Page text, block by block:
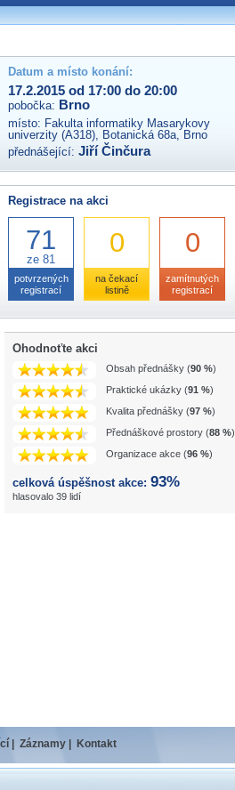
této akce,
Datum a místo konání:
17.2.2015 od 17:00 do 20:00
pobočka: Brno
místo: Fakulta informatiky Masarykovy
univerzity (A318), Botanická 68a, Brno
přednášející: Jiří Činčura
Registrace na akci
71
ze 81
potvrzených
registrací
0
na čekací
listině
0
zamítnutých
registrací
Ohodnoťte akci
Obsah přednášky (90 %)
Praktické ukázky (91 %)
Kvalita přednášky (97 %)
Přednáškové prostory (88 %)
Organizace akce (96 %)
celková úspěšnost akce: 93%
hlasovalo 39 lidí
Záznamy Kontakt